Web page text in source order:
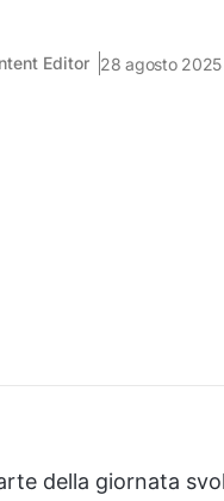
Editor 28 agosto 2025
della giornata